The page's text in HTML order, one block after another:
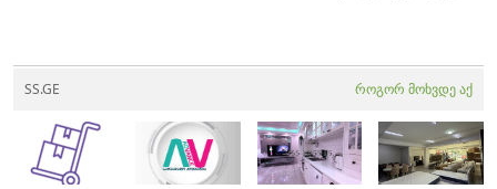
SS.GE როგორ მოხვდე აქ